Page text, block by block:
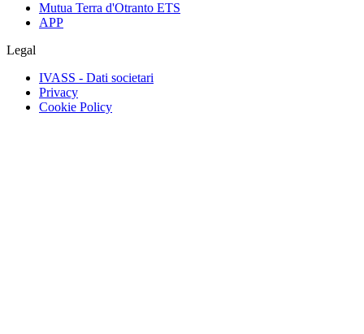
Mutua Terra d'Otranto ETS
APP
Legal
IVASS - Dati societari
Privacy
Cookie Policy